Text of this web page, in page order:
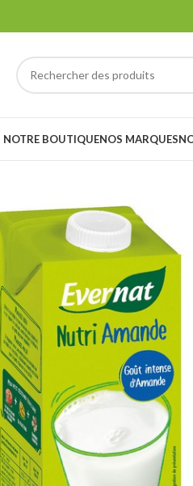
NOTRE BOUTIQUENOS MARQUES